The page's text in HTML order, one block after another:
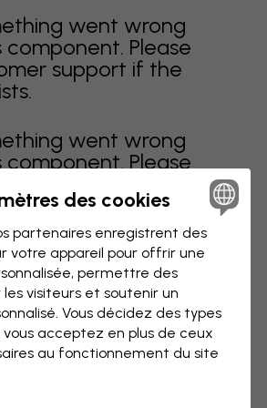
went wrong
Please
support if the
went wrong
component. Please
support if the
Page 1 sur 1 pages
de catégories
des cookies
partenaires enregistrent des
votre appareil pour offrir une
permettre des
visiteurs et soutenir un
Vous décidez des types
acceptez en plus de ceux
au fonctionnement du site